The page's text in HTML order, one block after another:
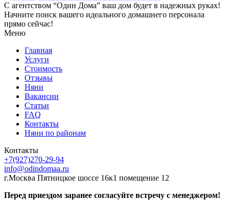
С агентством “Один Дома” ваш дом будет в надежных руках!
Начните поиск вашего идеального домашнего персонала
прямо сейчас!
Меню
Главная
Услуги
Стоимость
Отзывы
Няни
Вакансии
Статьи
FAQ
Контакты
Няни по районам
Контакты
+7(927)270-29-94
info@odindomaa.ru
г.Москва Пятницкое шоссе 16к1 помещение 12
Перед приездом заранее cогласуйте встречу с менеджером!